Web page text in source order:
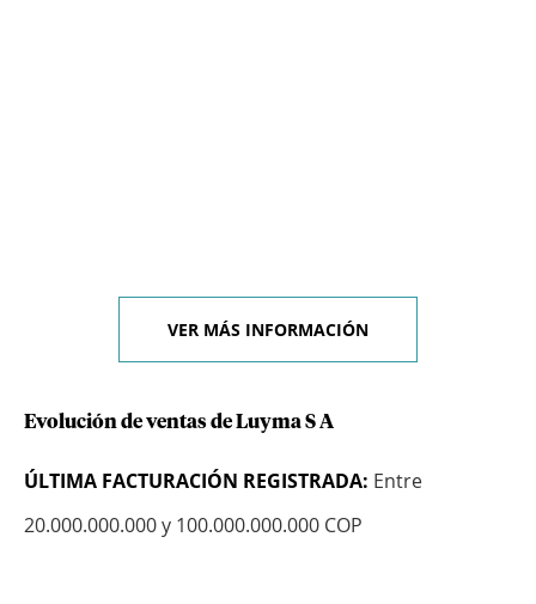
VER MÁS INFORMACIÓN
Evolución de ventas de Luyma S A
ÚLTIMA FACTURACIÓN REGISTRADA: Entre
20.000.000.000 y 100.000.000.000 COP